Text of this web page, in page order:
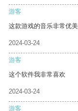
游客
这款游戏的音乐非常优
2024-03-24
游客
这个软件我非常喜欢
2024-03-24
游客